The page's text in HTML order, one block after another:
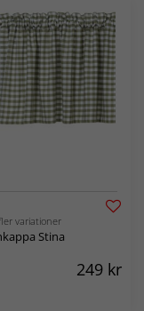
variationer
Stina
249 kr